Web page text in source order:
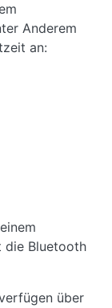
Anderem
an:
die Bluetooth
über